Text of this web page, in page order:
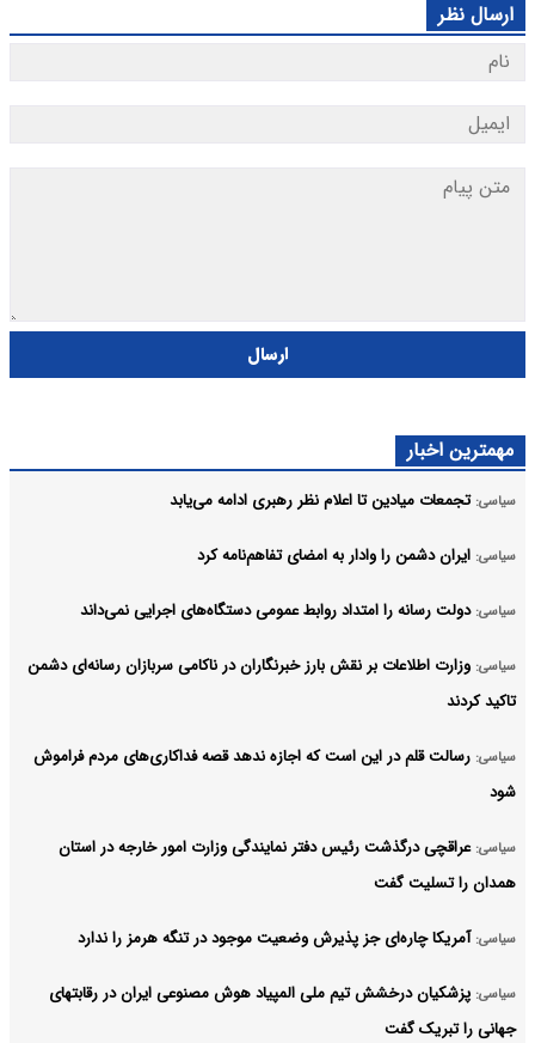
ارسال نظر
ارسال
مهمترین اخبار
سیاسی: تجمعات میادین تا اعلام نظر رهبری ادامه می‌یابد
سیاسی: ایران دشمن را وادار به امضای تفاهم‌نامه کرد
سیاسی: دولت رسانه را امتداد روابط عمومی دستگاه‌های اجرایی نمی‌داند
سیاسی: وزارت اطلاعات بر نقش بارز خبرنگاران در ناکامی سربازان رسانه‌ای دشمن
تاکید کردند
سیاسی: رسالت قلم در این است که اجازه ندهد قصه‌ فداکاری‌های مردم فراموش
شود
سیاسی: عراقچی درگذشت رئیس دفتر نمایندگی وزارت امور خارجه در استان
همدان را تسلیت گفت
سیاسی: آمریکا چاره‌ای جز پذیرش وضعیت موجود در تنگه هرمز را ندارد
سیاسی: پزشکیان درخشش تیم ملی المپیاد هوش مصنوعی ایران در رقابتهای
جهانی را تبریک گفت